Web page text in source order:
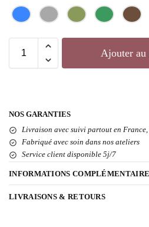
Ajouter au
NOS GARANTIES
Livraison avec suivi partout en France,
Fabriqué avec soin dans nos ateliers
Service client disponible 5j/7
INFORMATIONS
LIVRAISONS & RETOURS